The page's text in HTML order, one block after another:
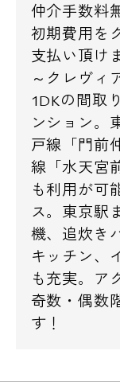
仲介手数料
初期費用を
支払い頂け
～クレヴィ
1DKの間取
ンション。
戸線「門前
線「水天宮
も利用が可
ス。東京駅
機、追炊き
キッチン、
も充実。ア
奇数・偶数
す！